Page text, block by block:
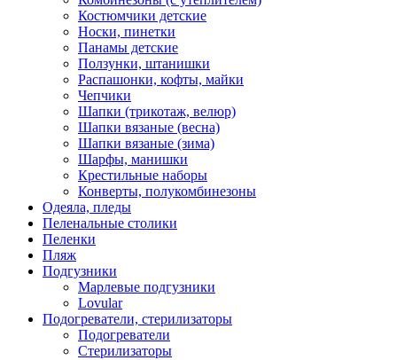
Костюмчики детские
Носки, пинетки
Панамы детские
Ползунки, штанишки
Распашонки, кофты, майки
Чепчики
Шапки (трикотаж, велюр)
Шапки вязаные (весна)
Шапки вязаные (зима)
Шарфы, манишки
Крестильные наборы
Конверты, полукомбинезоны
Одеяла, пледы
Пеленальные столики
Пеленки
Пляж
Подгузники
Марлевые подгузники
Lovular
Подогреватели, стерилизаторы
Подогреватели
Стерилизаторы